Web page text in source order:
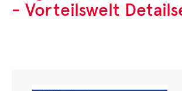
- Vorteilswelt